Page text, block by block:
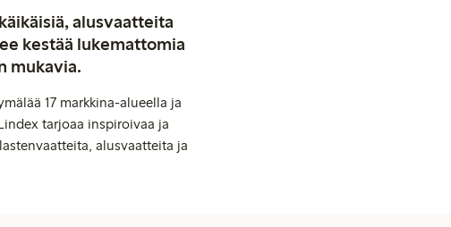
alusvaatteita
kestää lukemattomia
mukavia.
17 markkina-alueella ja
tarjoaa inspiroivaa ja
alusvaatteita ja